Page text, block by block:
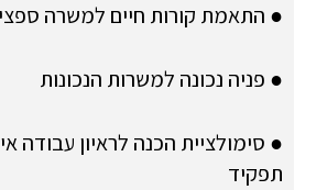
● התאמת קורות חיים למשרה
● פניה נכונה למשרות הנכונות
● סימולציית הכנה לראיון עבודה
תפקיד